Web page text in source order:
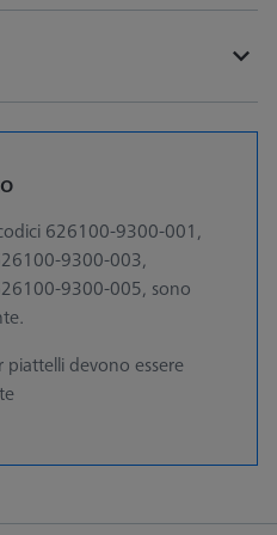
626100-9300-001,
9300-003,
9300-005, sono
piattelli devono essere